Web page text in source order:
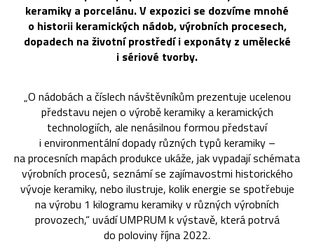
keramiky a porcelánu. V expozici se dozvíme mnohé
o historii keramických nádob, výrobních procesech,
dopadech na životní prostředí i exponáty z umělecké
i sériové tvorby.
„O nádobách a číslech návštěvníkům prezentuje ucelenou
představu nejen o výrobě keramiky a keramických
technologiích, ale nenásilnou formou představí
i environmentální dopady různých typů keramiky –
na procesních mapách produkce ukáže, jak vypadají schémata
výrobních procesů, seznámí se zajímavostmi historického
vývoje keramiky, nebo ilustruje, kolik energie se spotřebuje
na výrobu 1 kilogramu keramiky v různých výrobních
provozech,“ uvádí UMPRUM k výstavě, která potrvá
do poloviny října 2022.